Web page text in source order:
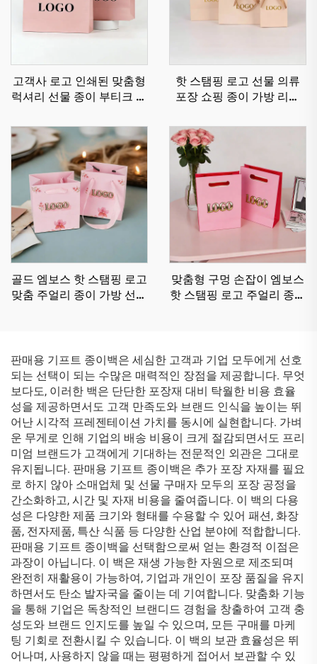
고객사 로고 인쇄된 맞춤형
럭셔리 선물 종이 부티크 쇼
핫 스탬핑 로고 선물 의류
포장 쇼핑 종이 가방 리본
맞춤형 종이 가방
골드 엠보스 핫 스탬핑 로고
맞춤 주얼리 종이 가방 선물
맞춤형 구멍 손잡이 엠보스
핫 스탬핑 로고 주얼리 종이
판매용 기프트 종이백은 세심한 고객과 기업 모두에게 선호
되는 선택이 되는 수많은 매력적인 장점을 제공합니다. 무엇
보다도, 이러한 백은 단단한 포장재 대비 탁월한 비용 효율
성을 제공하면서도 고객 만족도와 브랜드 인식을 높이는 뛰
어난 시각적 프레젠테이션 가치를 동시에 실현합니다. 가벼
운 무게로 인해 기업의 배송 비용이 크게 절감되면서도 프리
미엄 브랜드가 고객에게 기대하는 전문적인 외관은 그대로
유지됩니다. 판매용 기프트 종이백은 추가 포장 자재를 필요
로 하지 않아 소매업체 및 선물 구매자 모두의 포장 공정을
간소화하고, 시간 및 자재 비용을 줄여줍니다. 이 백의 다용
성은 다양한 제품 크기와 형태를 수용할 수 있어 패션, 화장
품, 전자제품, 특산 식품 등 다양한 산업 분야에 적합합니다.
판매용 기프트 종이백을 선택함으로써 얻는 환경적 이점은
과장이 아닙니다. 이 백은 재생 가능한 자원으로 제조되며
완전히 재활용이 가능하여, 기업과 개인이 포장 품질을 유지
하면서도 탄소 발자국을 줄이는 데 기여합니다. 맞춤화 기능
을 통해 기업은 독창적인 브랜디드 경험을 창출하여 고객 충
성도와 브랜드 인지도를 높일 수 있으며, 모든 구매를 마케
팅 기회로 전환시킬 수 있습니다. 이 백의 보관 효율성은 뛰
어나며, 사용하지 않을 때는 평평하게 접어서 보관할 수 있